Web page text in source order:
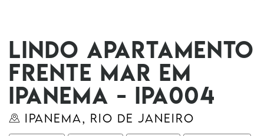
Lindo apartamento
frente mar em
Ipanema - Ipa004
Ipanema, Rio de Janeiro